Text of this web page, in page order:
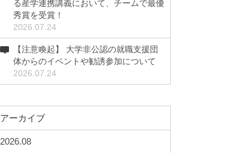
る産学連携講義において、チームで最優
秀賞を受賞！
2026.07.24
【注意喚起】 大学非公認の就職支援団
体からのイベントや勧誘参加について
2026.07.24
アーカイブ
2026.08